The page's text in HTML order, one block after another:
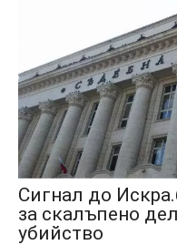
Сигнал до
за скалъпено
убийство